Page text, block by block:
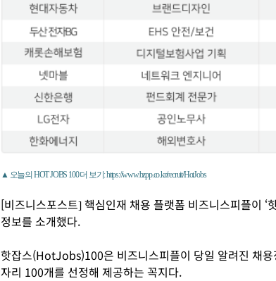
▲ 오늘의 HOT JOBS 100 더 보기: https://www.bzpp.co.kr/recruit/HotJobs
[비즈니스포스트] 핵심인재 채용 플랫폼 비즈니스피플이 ‘
정보를 소개했다.
핫잡스(HotJobs)100은 비즈니스피플이 당일 알려진 채
자리 100개를 선정해 제공하는 꼭지다.